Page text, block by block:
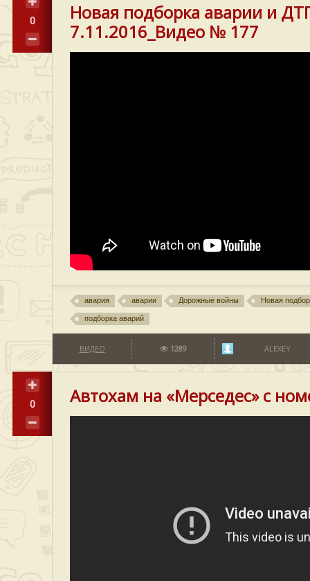
0
Новая подборка аварии и
7.11.2016_Видео № 177
авария аварии Дорожные войны Новая
подборка аварий
ВИДЕО 1289 ALEXEY
0 Автохам на «Мерседес» с